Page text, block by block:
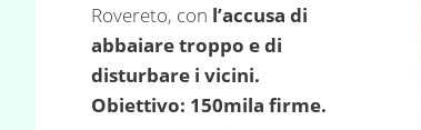
Rovereto, con l’accusa di
abbaiare troppo e di
disturbare i vicini.
Obiettivo: 150mila firme.